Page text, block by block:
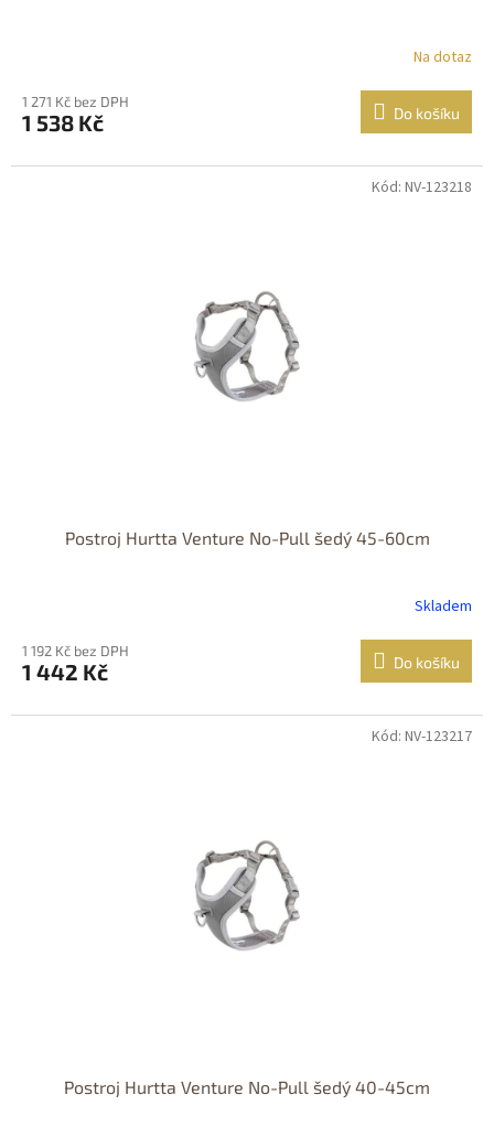
Na dotaz
1 271 Kč bez DPH
1 538 Kč Do košíku
Postroj Hurtta Venture No-Pull šedý 45-60cm
Skladem
1 192 Kč bez DPH
1 442 Kč Do košíku
Kód: NV-123218
Postroj Hurtta Venture No-Pull šedý 40-45cm
Kód: NV-123217